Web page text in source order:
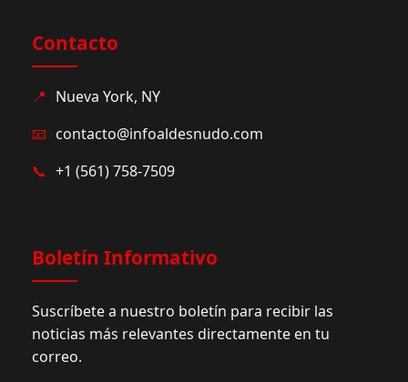
Contacto
📍 Nueva York, NY
📧 contacto@infoaldesnudo.com
📞 +1 (561) 758-7509
Boletín Informativo
Suscríbete a nuestro boletín para recibir las
noticias más relevantes directamente en tu
correo.